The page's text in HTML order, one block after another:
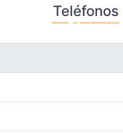
Teléfonos